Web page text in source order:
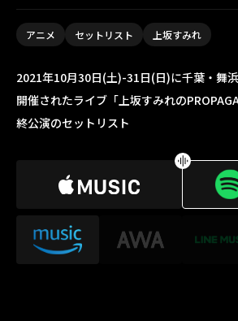
アニメ セットリスト 上坂すみれ
2021年10月30日(土)-31日(日)に千葉・舞
開催されたライブ「上坂すみれの
終公演のセットリスト